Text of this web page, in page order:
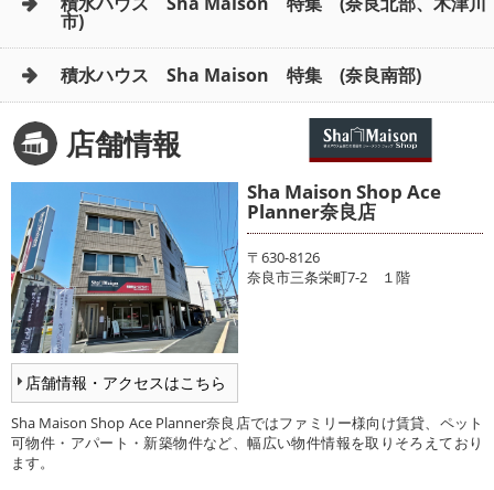
市)
積水ハウス Sha Maison 特集 (奈良南部)
店舗情報
店舗情報・アクセスはこちら
Sha Maison Shop Ace
Planner奈良店
〒630-8126
奈良市三条栄町7-2 １階
Sha Maison Shop Ace Planner奈良店ではファミリー様向け賃貸、ペット
可物件・アパート・新築物件など、幅広い物件情報を取りそろえており
ます。